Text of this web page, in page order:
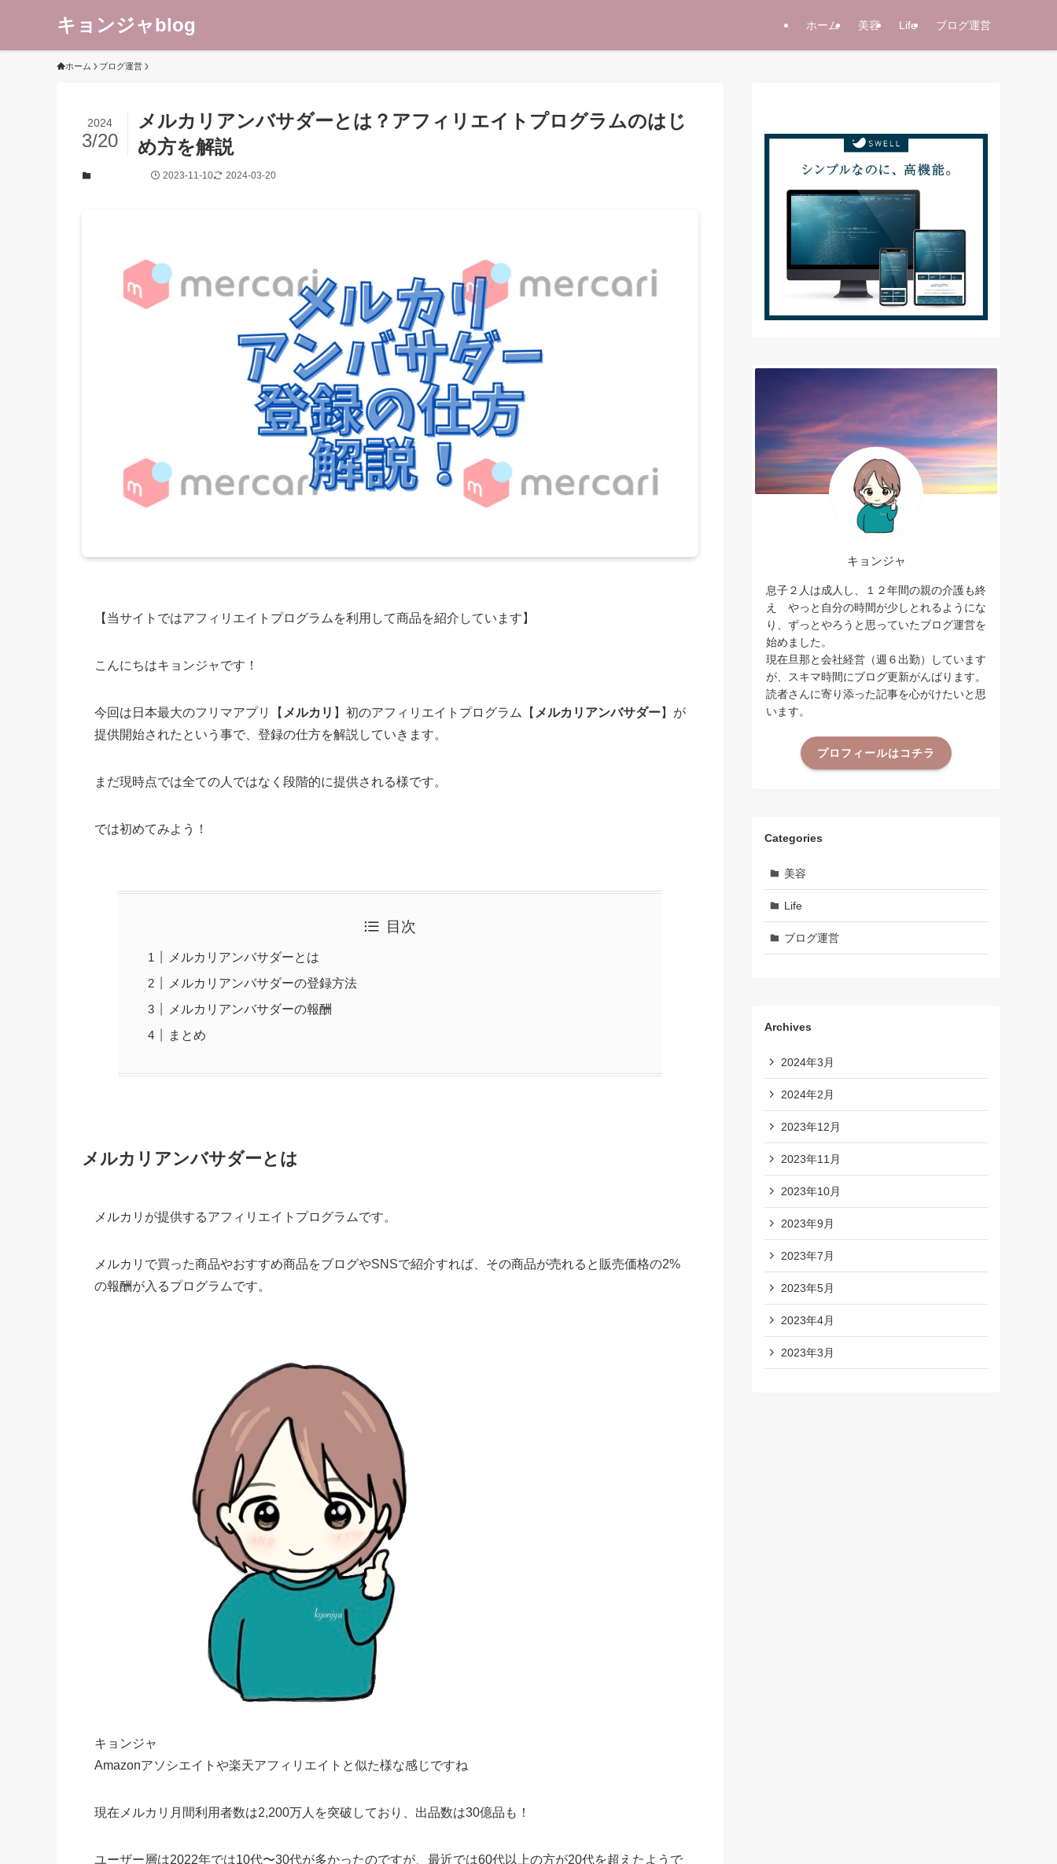
キョンジャblog ホーム 美容 Life ブログ運営
ホーム ブログ運営
メルカリアンバサダーとは？アフィリエイトプログラムのはじ
め方を解説
2024
3/20
2023-11-10 2024-03-20
【当サイトではアフィリエイトプログラムを利用して商品を紹介しています】
こんにちはキョンジャです！
今回は日本最大のフリマアプリ【 メルカリ 】初のアフィリエイトプログラム【 メルカリアンバサダー】が
提供開始されたという事で、登録の仕方を解説していきます。
まだ現時点では全ての人ではなく段階的に提供される様です。
では初めてみよう！
目次
メルカリアンバサダーとは
メルカリアンバサダーの登録方法
メルカリアンバサダーの報酬
まとめ
メルカリアンバサダーとは
メルカリが提供するアフィリエイトプログラムです。
メルカリで買った商品やおすすめ商品をブログやSNSで紹介すれば、その商品が売れると販売価格の2%
の報酬が入るプログラムです。
キョンジャ
Amazonアソシエイトや楽天アフィリエイトと似た様な感じですね
現在メルカリ月間利用者数は2,200万人を突破しており、出品数は30億品も！
ユーザー層は2022年では10代〜30代が多かったのですが、最近では60代以上の方が20代を超えたようで
キョンジャ
息子２人は成人し、１２年間の親の介護も終
え やっと自分の時間が少しとれるようにな
り、ずっとやろうと思っていたブログ運営を
始めました。
現在旦那と会社経営（週６出勤）しています
が、スキマ時間にブログ更新がんばります。
読者さんに寄り添った記事を心がけたいと思
います。
プロフィールはコチラ
Categories
美容
Life
ブログ運営
Archives
2024年3月
2024年2月
2023年12月
2023年11月
2023年10月
2023年9月
2023年7月
2023年5月
2023年4月
2023年3月